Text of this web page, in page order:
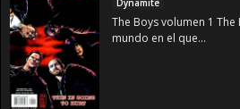
Dynamite
The Boys volumen 1
mundo en el que...